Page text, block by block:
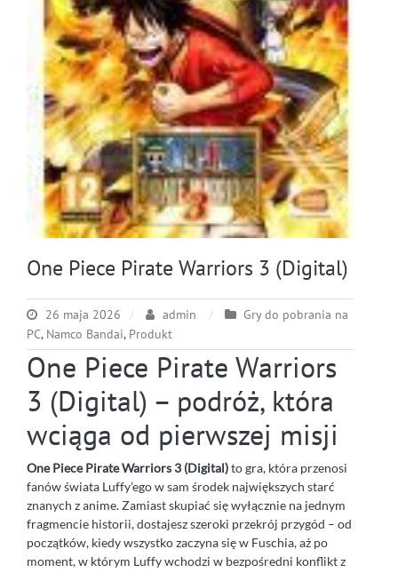
One Piece Pirate Warriors 3 (Digital)
26 maja 2026 admin
Gry do pobrania na
PC, Namco Bandai, Produkt
One Piece Pirate Warriors
3 (Digital) – podróż, która
wciąga od pierwszej misji
One Piece Pirate Warriors 3 (Digital)to gra, która przenosi
fanów świata Luffy’ego w sam środek największych starć
znanych z anime. Zamiast skupiać się wyłącznie na jednym
fragmencie historii, dostajesz szeroki przekrój przygód – od
początków, kiedy wszystko zaczyna się w Fuschia, aż po
moment, w którym Luffy wchodzi w bezpośredni konflikt z